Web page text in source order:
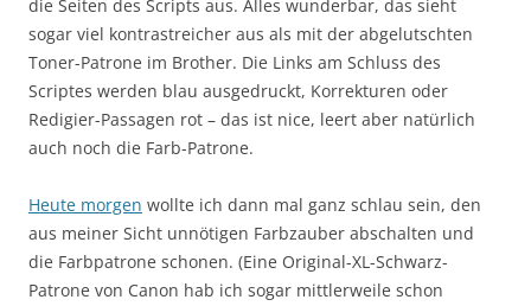
die Seiten des Scripts aus. Alles wunderbar, das sieht
sogar viel kontrastreicher aus als mit der abgelutschten
Toner-Patrone im Brother. Die Links am Schluss des
Scriptes werden blau ausgedruckt, Korrekturen oder
Redigier-Passagen rot – das ist nice, leert aber natürlich
auch noch die Farb-Patrone.
Heute morgen wollte ich dann mal ganz schlau sein, den
aus meiner Sicht unnötigen Farbzauber abschalten und
die Farbpatrone schonen. (Eine Original-XL-Schwarz-
Patrone von Canon hab ich sogar mittlerweile schon